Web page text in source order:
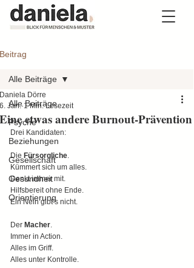
Beitrag
Alle Beiträge
Psyche
Beziehungen
Gesellschaft
Gesundheit
Orientierung
Alle Beiträge
Eine etwas andere Burnout-Prävention
Daniela Dörre
6. Jan. 1 Min. Lesezeit
Drei Kandidaten:
Die Fürsorgliche.
Kümmert sich um alles.
Denkt immer mit.
Hilfsbereit ohne Ende.
Ein Nein gibt’s nicht.
Der Macher.
Immer in Action.
Alles im Griff.
Alles unter Kontrolle.